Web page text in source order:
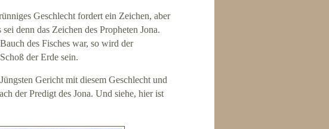
Geschlecht fordert ein Zeichen, aber
denn das Zeichen des Propheten Jona.
des Fisches war, so wird der
der Erde sein.
Gericht mit diesem Geschlecht und
der Predigt des Jona. Und siehe, hier ist